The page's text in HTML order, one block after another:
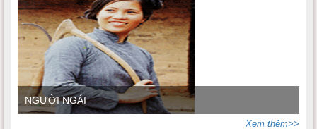
NGƯỜI NGÁI
Xem thêm>>